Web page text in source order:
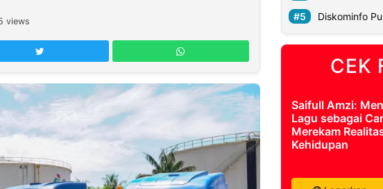
views
Diskominfo
CEK
Saifull Amzi:
Lagu sebagai
Merekam
Kehidupan